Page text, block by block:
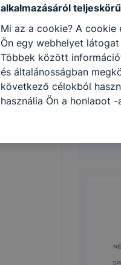
alkalmazásáról
Mi az a cookie? A
Ön egy webhelyet
Többek között
és általánosságban
következő célokból
használja Ön a honlapot
látogatja, vagy
még jobb felhasználói
fejlesztése. Hogyan
ezek általában
célja honlapunk
lehetővé tétele, a
előfordulhat, hogy
teljes körű